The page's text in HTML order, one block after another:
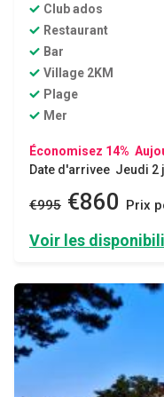
Club ados
Restaurant
Bar
Village 2KM
Plage
Mer
Économisez 14%
Date d'arrivee Jeudi 2
€995 €860 Prix
Voir les